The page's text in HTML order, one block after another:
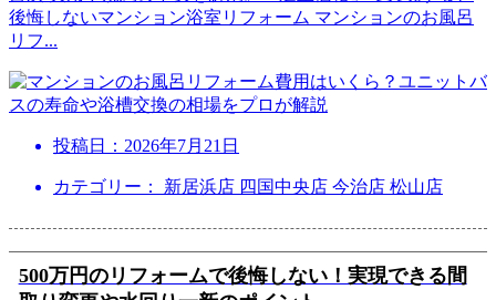
後悔しないマンション浴室リフォーム マンションのお風呂
リフ...
投稿日： 2026年7月21日
カテゴリー： 新居浜店 四国中央店 今治店 松山店
500万円のリフォームで後悔しない！実現できる間